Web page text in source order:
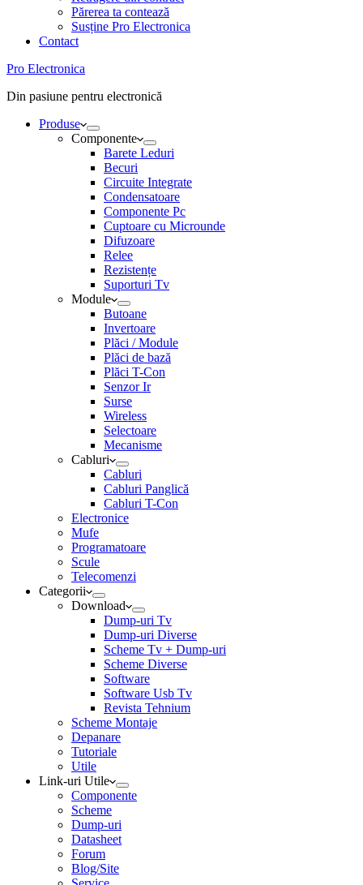
Părerea ta contează
Susține Pro Electronica
Contact
Pro Electronica
Din pasiune pentru electronică
Produse
Componente
Barete Leduri
Becuri
Circuite Integrate
Condensatoare
Componente Pc
Cuptoare cu Microunde
Difuzoare
Relee
Rezistențe
Suporturi Tv
Module
Butoane
Invertoare
Plăci / Module
Plăci de bază
Plăci T-Con
Senzor Ir
Surse
Wireless
Selectoare
Mecanisme
Cabluri
Cabluri
Cabluri Panglică
Cabluri T-Con
Electronice
Mufe
Programatoare
Scule
Telecomenzi
Categorii
Download
Dump-uri Tv
Dump-uri Diverse
Scheme Tv + Dump-uri
Scheme Diverse
Software
Software Usb Tv
Revista Tehnium
Scheme Montaje
Depanare
Tutoriale
Utile
Link-uri Utile
Componente
Scheme
Dump-uri
Datasheet
Forum
Blog/Site